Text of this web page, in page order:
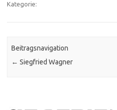
Kategorie:
Beitragsnavigation
← Siegfried Wagner